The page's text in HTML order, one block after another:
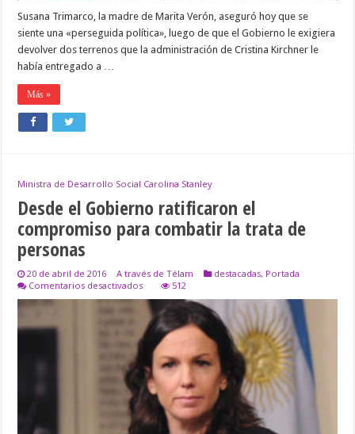
Susana Trimarco, la madre de Marita Verón, aseguró hoy que se
siente una «perseguida política», luego de que el Gobierno le exigiera
devolver dos terrenos que la administración de Cristina Kirchner le
había entregado a …
Más »
Ministra de Desarrollo Social Carolina Stanley
Desde el Gobierno ratificaron el
compromiso para combatir la trata de
personas
20 de abril de 2016 A través de Télam destacadas, Portada
Comentarios desactivadosen
el
Gobierno
ratificaron
el
compromiso
para
combatir
la
trata
de
personas
512